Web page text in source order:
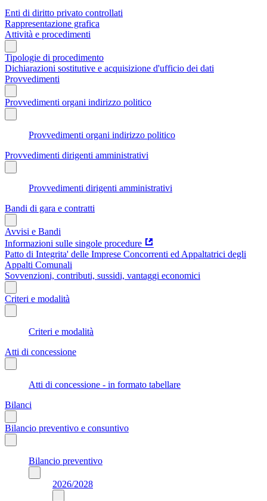
Enti di diritto privato controllati
Rappresentazione grafica
Attività e procedimenti
Tipologie di procedimento
Dichiarazioni sostitutive e acquisizione d'ufficio dei dati
Provvedimenti
Provvedimenti organi indirizzo politico
Provvedimenti organi indirizzo politico
Provvedimenti dirigenti amministrativi
Provvedimenti dirigenti amministrativi
Bandi di gara e contratti
Avvisi e Bandi
Informazioni sulle singole procedure
Patto di Integrita' delle Imprese Concorrenti ed Appaltatrici degli
Appalti Comunali
Sovvenzioni, contributi, sussidi, vantaggi economici
Criteri e modalità
Criteri e modalità
Atti di concessione
Atti di concessione - in formato tabellare
Bilanci
Bilancio preventivo e consuntivo
Bilancio preventivo
2026/2028